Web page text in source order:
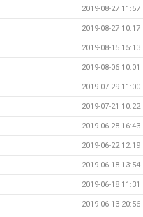
2019-08-27 11:57
2019-08-27 10:17
2019-08-15 15:13
2019-08-06 10:01
2019-07-29 11:00
2019-07-21 10:22
2019-06-28 16:43
2019-06-22 12:19
2019-06-18 13:54
2019-06-18 11:31
2019-06-13 20:56